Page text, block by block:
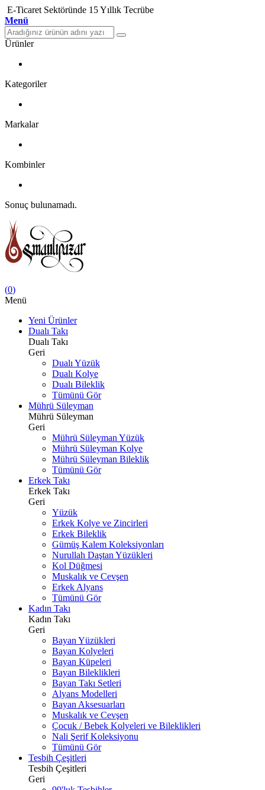
E-Ticaret Sektöründe 15 Yıllık Tecrübe
Menü
Ürünler
Kategoriler
Markalar
Kombinler
Sonuç bulunamadı.
(0)
Menü
Yeni Ürünler
Dualı Takı
Dualı Takı
Geri
Dualı Yüzük
Dualı Kolye
Dualı Bileklik
Tümünü Gör
Mührü Süleyman
Mührü Süleyman
Geri
Mührü Süleyman Yüzük
Mührü Süleyman Kolye
Mührü Süleyman Bileklik
Tümünü Gör
Erkek Takı
Erkek Takı
Geri
Yüzük
Erkek Kolye ve Zincirleri
Erkek Bileklik
Gümüş Kalem Koleksiyonları
Nurullah Daştan Yüzükleri
Kol Düğmesi
Muskalık ve Cevşen
Erkek Alyans
Tümünü Gör
Kadın Takı
Kadın Takı
Geri
Bayan Yüzükleri
Bayan Kolyeleri
Bayan Küpeleri
Bayan Bileklikleri
Bayan Takı Setleri
Alyans Modelleri
Bayan Aksesuarları
Muskalık ve Cevşen
Çocuk / Bebek Kolyeleri ve Bileklikleri
Nali Şerif Koleksiyonu
Tümünü Gör
Tesbih Çeşitleri
Tesbih Çeşitleri
Geri